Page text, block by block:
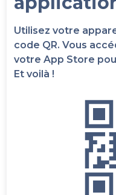
Utilisez votre
code QR. Vous
votre App Store
Et voilà !